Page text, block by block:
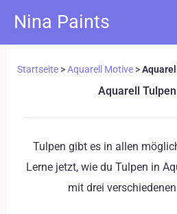
InhaltNina Paints
Startseite >Aquarell Motive >
Aquarell
Tulpen gibt es in allen
Lerne jetzt, wie du Tulpen in
mit drei